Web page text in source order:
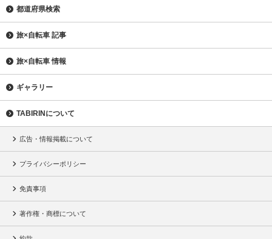
都道府県検索
旅×自転車 記事
旅×自転車 情報
ギャラリー
TABIRINについて
広告・情報掲載について
プライバシーポリシー
免責事項
著作権・商標について